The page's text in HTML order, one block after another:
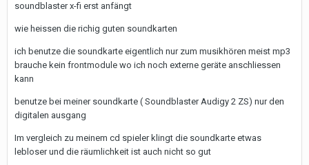
soundblaster x-fi erst anfängt
wie heissen die richig guten soundkarten
ich benutze die soundkarte eigentlich nur zum musikhören meist mp3
brauche kein frontmodule wo ich noch externe geräte anschliessen
kann
benutze bei meiner soundkarte ( Soundblaster Audigy 2 ZS) nur den
digitalen ausgang
Im vergleich zu meinem cd spieler klingt die soundkarte etwas
lebloser und die räumlichkeit ist auch nicht so gut